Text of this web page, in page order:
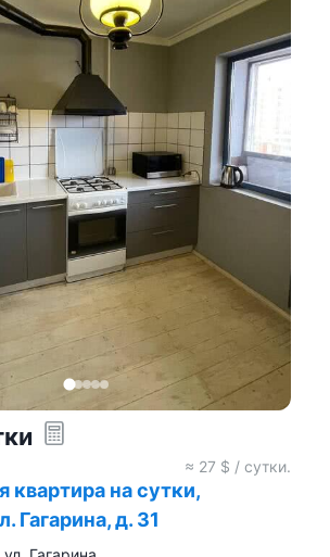
≈ 27 $ / сутки.
квартира на сутки,
Гагарина, д. 31